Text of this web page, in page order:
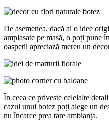
De asemenea, dacă ai o idee
amplasate pe masă, o poți pune
oaspeții apreciază mereu un
În ceea ce privește celelalte
cazul unui botez poți alege un
nu încarce prea tare ambianța.